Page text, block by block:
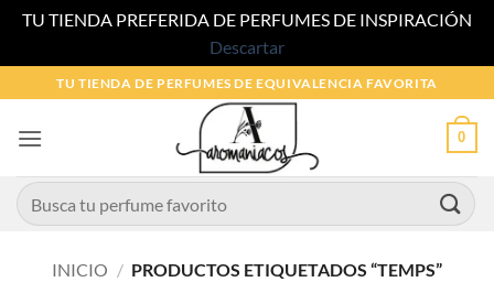
TU TIENDA PREFERIDA DE PERFUMES DE INSPIRACIÓN
Descartar
al
contenido
TU TIENDA DE PERFUMES DE EQUIVALENCIA FAVORITA
0
Buscar
por:
INICIO / PRODUCTOS ETIQUETADOS “TEMPS”